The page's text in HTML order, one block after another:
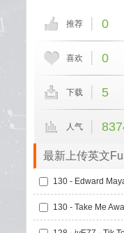
推荐 0
喜欢 0
下载 5
人气
最新上传英文